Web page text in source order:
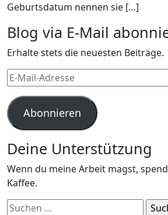
Geburtsdatum nennen sie […]
Blog via E-Mail
Erhalte stets die neuesten Beiträge.
E-
Mail-
Adresse
Abonnieren
Deine Unterstützung
Wenn du meine Arbeit magst,
Kaffee.
Suchen